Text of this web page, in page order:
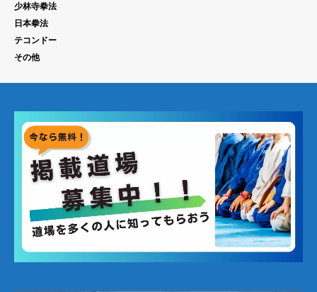
少林寺拳法
日本拳法
テコンドー
その他